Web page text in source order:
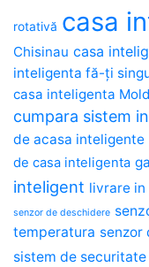
rotativă casa
Chisinau casa
inteligenta fă-ți
casa inteligenta
cumpara sistem
de acasa inteligente
de casa inteligenta
inteligent livrare
senzor de deschidere
temperatura senzor
sistem de securitate